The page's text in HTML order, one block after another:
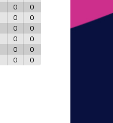
0
0
0
0
0
0
0
0
0
0
0 0